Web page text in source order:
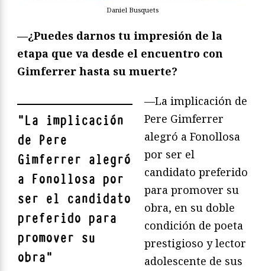
Daniel Busquets
—¿Puedes darnos tu impresión de la
etapa que va desde el encuentro con
Gimferrer hasta su muerte?
"La implicación
de Pere
Gimferrer alegró
a Fonollosa por
ser el candidato
preferido para
promover su
obra"
—La implicación de
Pere Gimferrer
alegró a Fonollosa
por ser el
candidato preferido
para promover su
obra, en su doble
condición de poeta
prestigioso y lector
adolescente de sus